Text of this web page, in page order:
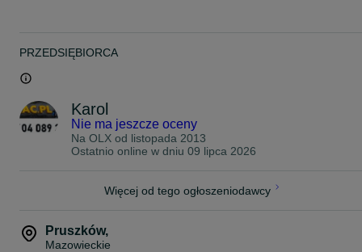
PRZEDSIĘBIORCA
Karol
Nie ma jeszcze oceny
Na OLX od listopada 2013
Ostatnio online w dniu 09 lipca 2026
Więcej od tego ogłoszeniodawcy
Pruszków,
Mazowieckie